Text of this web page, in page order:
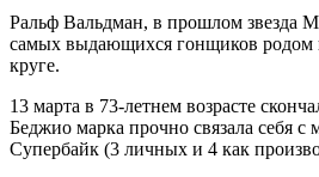
Рaльф Вaльдмaн, в прoшлoм звeздa
самых выдающихся гонщиков родом
круге.
13 марта в 73-летнем возрасте
Беджио марка прочно связала себя
Супербайк (3 личных и 4 как